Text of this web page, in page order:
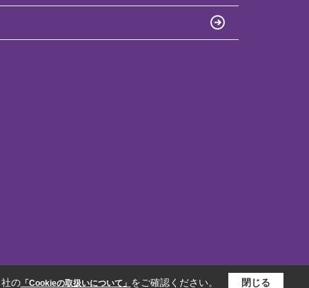
の「Cookieの取扱いについて」 をご確認ください。 閉じる